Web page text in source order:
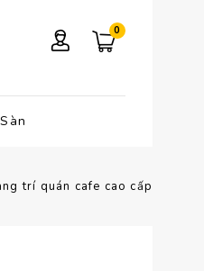
0
trí quán cafe cao cấp